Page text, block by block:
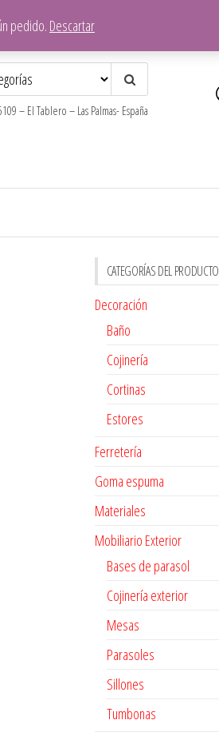
– El Tablero – Las Palmas- España
CATEGORÍAS DEL PRODUCTO
Decoración
Baño
Cojinería
Cortinas
Estores
Ferretería
Goma espuma
Materiales
Mobiliario Exterior
Bases de parasol
Cojinería exterior
Mesas
Parasoles
Sillones
Tumbonas
pedido. Descartar